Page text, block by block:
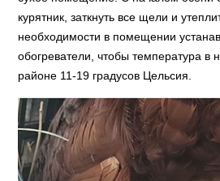
курятник, заткнуть все щели и
необходимости в помещении
обогреватели, чтобы температура в
районе 11-19 градусов Цельсия.